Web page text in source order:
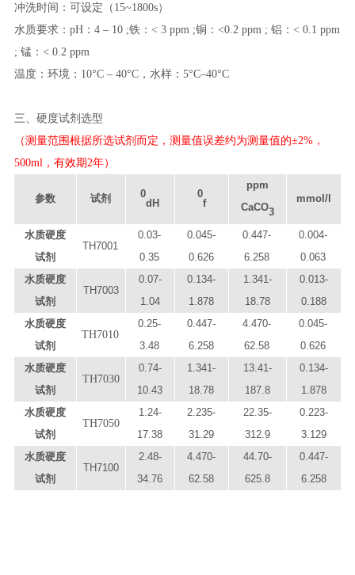
冲洗时间：可设定（15~1800s）
水质要求：pH：4 – 10 ;铁：< 3 ppm ;铜：<0.2 ppm ; 铝：< 0.1 ppm
; 锰：< 0.2 ppm
温度：环境：10°C – 40°C，水样：5°C–40°C
三、硬度试剂选型
（测量范围根据所选试剂而定，测量值误差约为测量值的±2%，
500ml，有效期2年）
参数 试剂 0
dH
0
f
ppm
CaCO3
mmol/l
水质硬度
试剂
TH7001
0.03-
0.35
0.045-
0. 626
0.447-
6.258
0.004-
0.063
水质硬度
试剂
TH7003
0.07-
1.04
0.134-
1.878
1. 341-
18. 78
0.013-
0.188
水质硬度
试剂
TH7010
0. 25-
3.48
0. 447-
6. 258
4 .470-
62 .58
0.045-
0.626
水质硬度
试剂
TH7030
0. 74-
10.43
1.341-
18 .78
13. 41-
187. 8
0.134-
1. 878
水质硬度
试剂
TH7050
1. 24-
17.38
2. 235-
31 29
22. 35-
312. 9
0.223-
3. 129
水质硬度
试剂
TH7100
2. 48-
34.76
4 .470-
62 .58
44. 70-
625. 8
0. 447-
6. 258